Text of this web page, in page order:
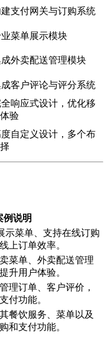
建支付网关与订购系统
业菜单展示模块
成外卖配送管理模块
成客户评论与评分系统
全响应式设计，优化移
验
度自定义设计，多个布
例说明
示菜单、支持在线订购
上订单效率。
菜单、外卖配送管理
升用户体验。
理订单、客户评价，
付功能。
餐饮服务、菜单以及
和支付功能。